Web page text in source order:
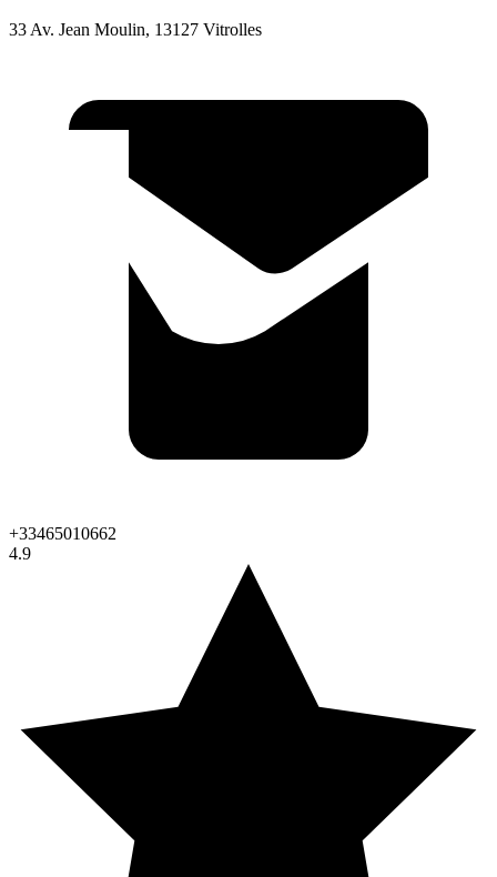
33 Av. Jean Moulin, 13127 Vitrolles
+33465010662
4.9